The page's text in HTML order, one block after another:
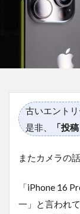
古いエント
是非、
「投稿
またカメラの
「iPhone 16
一」と言われ